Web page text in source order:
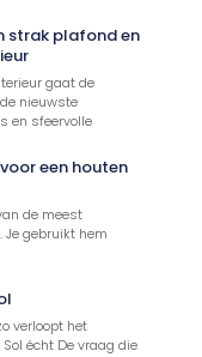
strak plafond en
gaat de
nieuwste
en sfeervolle
een houten
de meest
Je gebruikt hem
verloopt het
écht De vraag die